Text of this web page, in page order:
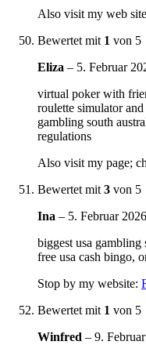
Also visit my web
Bewertet mit 1 von 5
Eliza – 5. Februar
virtual poker with
roulette simulator
gambling south
regulations
Also visit my page;
Bewertet mit3 von 5
Ina – 5. Februar 2026
biggest usa gambling
free usa cash bingo,
Stop by my website:
Bewertet mit 1 von 5
Winfred – 9.